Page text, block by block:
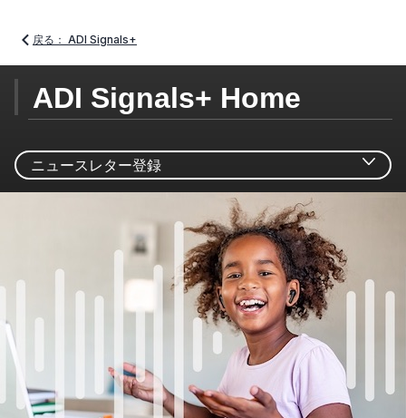
戻る： ADI Signals+
ADI Signals+ Home
ニュースレター登録